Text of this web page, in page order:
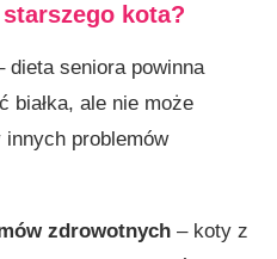
kota?
dieta seniora powinna
białka, ale nie może
problemów
zdrowotnych – koty z